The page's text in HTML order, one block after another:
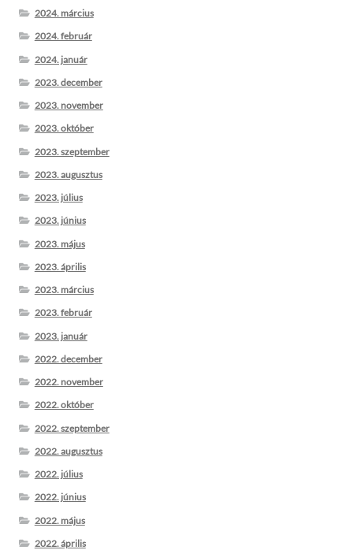
2024. március
2024. február
2024. január
2023. december
2023. november
2023. október
2023. szeptember
2023. augusztus
2023. július
2023. június
2023. május
2023. április
2023. március
2023. február
2023. január
2022. december
2022. november
2022. október
2022. szeptember
2022. augusztus
2022. július
2022. június
2022. május
2022. április